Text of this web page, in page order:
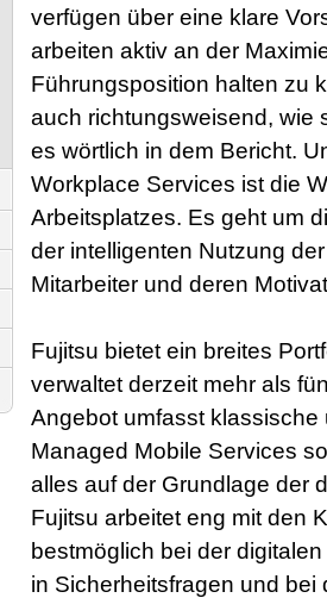
verfügen über eine klare
arbeiten aktiv an der
Führungsposition halten zu
auch richtungsweisend, wie
es wörtlich in dem Bericht.
Workplace Services ist die
Arbeitsplatzes. Es geht um
der intelligenten Nutzung
Mitarbeiter und deren
Fujitsu bietet ein breites
verwaltet derzeit mehr als
Angebot umfasst
Managed Mobile Services
alles auf der Grundlage der
Fujitsu arbeitet eng mit den
bestmöglich bei der
in Sicherheitsfragen und